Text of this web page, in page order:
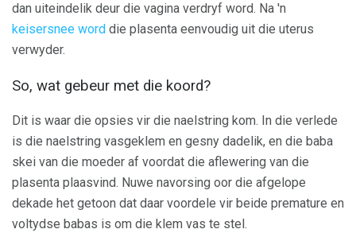
dan uiteindelik deur die vagina verdryf word. Na 'n
keisersnee word die plasenta eenvoudig uit die uterus
verwyder.
So, wat gebeur met die koord?
Dit is waar die opsies vir die naelstring kom. In die verlede
is die naelstring vasgeklem en gesny dadelik, en die baba
skei van die moeder af voordat die aflewering van die
plasenta plaasvind. Nuwe navorsing oor die afgelope
dekade het getoon dat daar voordele vir beide premature en
voltydse babas is om die klem vas te stel.